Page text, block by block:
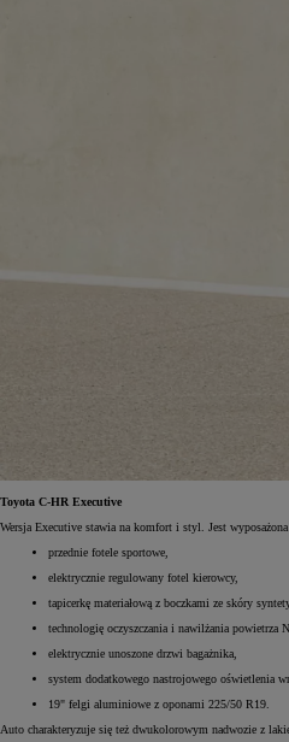
Toyota C-HR Executive
Wersja Executive stawia na komfort i styl. Jest
przednie fotele sportowe,
elektrycznie regulowany fotel kierowcy,
tapicerkę materiałową z boczkami ze skóry
technologię oczyszczania i nawilżania powietrza
elektrycznie unoszone drzwi bagażnika,
system dodatkowego nastrojowego oświetlenia
19" felgi aluminiowe z oponami 225/50 R19.
Auto charakteryzuje się też dwukolorowym nadwozie z